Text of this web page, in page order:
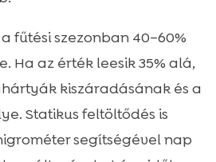
fűtési szezonban 40–60%
Ha az érték leesik 35% alá,
kiszáradásának és a
Statikus feltöltődés is
segítségével nap